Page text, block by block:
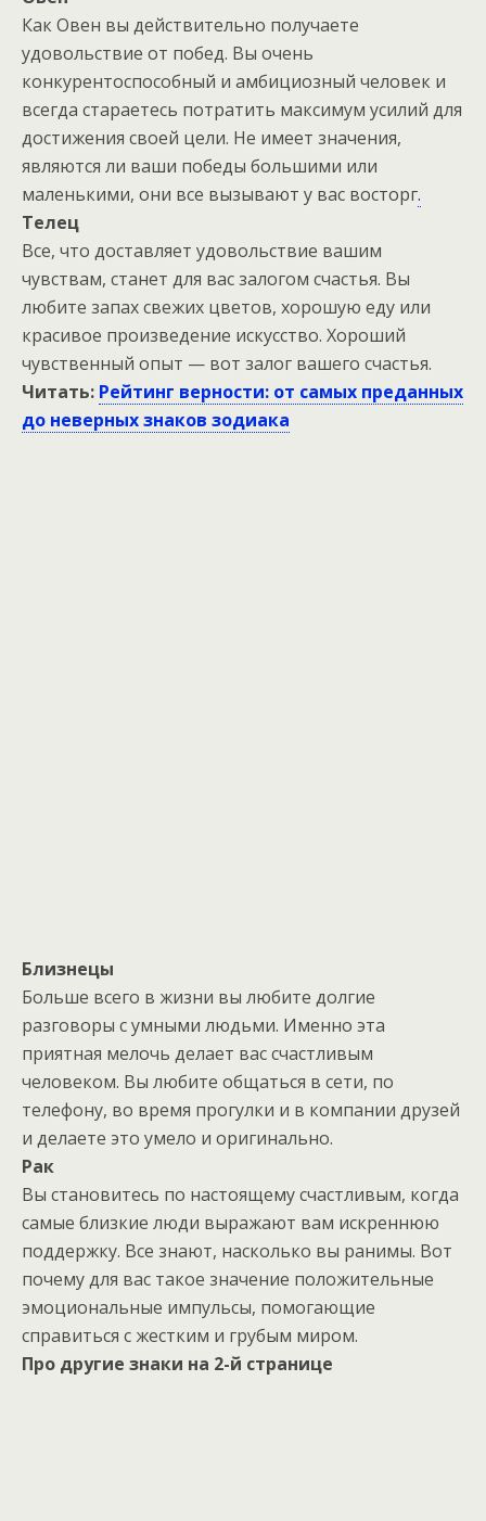
Как Овен вы действительно получаете
удовольствие от побед. Вы очень
конкурентоспособный и амбициозный человек и
всегда стараетесь потратить максимум усилий для
достижения своей цели. Не имеет значения,
являются ли ваши победы большими или
маленькими, они все вызывают у вас восторг.
Телец
Все, что доставляет удовольствие вашим
чувствам, станет для вас залогом счастья. Вы
любите запах свежих цветов, хорошую еду или
красивое произведение искусство. Хороший
чувственный опыт — вот залог вашего счастья.
Читать: Рейтинг верности: от самых преданных
до неверных знаков зодиака
Близнецы
Больше всего в жизни вы любите долгие
разговоры с умными людьми. Именно эта
приятная мелочь делает вас счастливым
человеком. Вы любите общаться в сети, по
телефону, во время прогулки и в компании друзей
и делаете это умело и оригинально.
Рак
Вы становитесь по настоящему счастливым, когда
самые близкие люди выражают вам искреннюю
поддержку. Все знают, насколько вы ранимы. Вот
почему для вас такое значение положительные
эмоциональные импульсы, помогающие
справиться с жестким и грубым миром.
Про другие знаки на 2-й странице